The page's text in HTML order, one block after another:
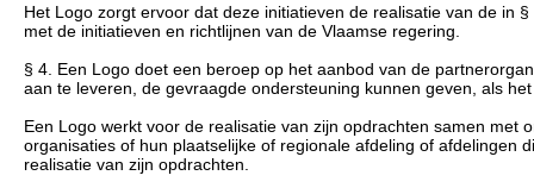
Het Logo zorgt ervoor dat deze initiatieven de realisatie van de in
met de initiatieven en richtlijnen van de Vlaamse regering.
§ 4. Een Logo doet een beroep op het aanbod van de
aan te leveren, de gevraagde ondersteuning kunnen geven, als
Een Logo werkt voor de realisatie van zijn opdrachten samen
organisaties of hun plaatselijke of regionale afdeling of afdelingen
realisatie van zijn opdrachten.